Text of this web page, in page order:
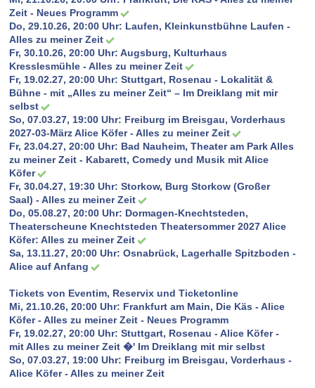
Zeit - Neues Programm
Do, 29.10.26, 20:00 Uhr: Laufen, Kleinkunstbühne Laufen -
Alles zu meiner Zeit
Fr, 30.10.26, 20:00 Uhr: Augsburg, Kulturhaus
Kresslesmühle - Alles zu meiner Zeit
Fr, 19.02.27, 20:00 Uhr: Stuttgart, Rosenau - Lokalität &
Bühne - mit „Alles zu meiner Zeit“ – Im Dreiklang mit mir
selbst
So, 07.03.27, 19:00 Uhr: Freiburg im Breisgau, Vorderhaus
2027-03-März Alice Köfer - Alles zu meiner Zeit
Fr, 23.04.27, 20:00 Uhr: Bad Nauheim, Theater am Park Alles
zu meiner Zeit - Kabarett, Comedy und Musik mit Alice
Köfer
Fr, 30.04.27, 19:30 Uhr: Storkow, Burg Storkow (Großer
Saal) - Alles zu meiner Zeit
Do, 05.08.27, 20:00 Uhr: Dormagen-Knechtsteden,
Theaterscheune Knechtsteden Theatersommer 2027 Alice
Köfer: Alles zu meiner Zeit
Sa, 13.11.27, 20:00 Uhr: Osnabrück, Lagerhalle Spitzboden -
Alice auf Anfang
Tickets von Eventim, Reservix und Ticketonline
Mi, 21.10.26, 20:00 Uhr: Frankfurt am Main, Die Käs - Alice
Köfer - Alles zu meiner Zeit - Neues Programm
Fr, 19.02.27, 20:00 Uhr: Stuttgart, Rosenau - Alice Köfer -
mit Alles zu meiner Zeit �' Im Dreiklang mit mir selbst
So, 07.03.27, 19:00 Uhr: Freiburg im Breisgau, Vorderhaus -
Alice Köfer - Alles zu meiner Zeit